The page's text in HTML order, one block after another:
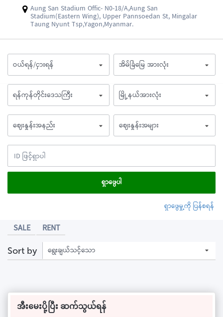
Aung San Stadium Offic- N0-18/A,Aung San
Stadium(Eastern Wing), Upper Pannsoedan St, Mingalar
Taung Nyunt Tsp,Yagon,Myanmar.
ဝယ်ရန်/ငှားရန် အိမ်ခြံမြေ အားလုံး
ရန်ကုန်တိုင်းဒေသကြီး မြို့နယ်အားလုံး
ဈေးနှုန်းအနည်း ဈေးနှုန်းအများ
ရှာဖွေပါ
ရှာဖွေမှု့ကို ပြန်စရန်
SALE RENT
Sort by ရွေးချယ်သင့်သော
အီးမေးပို့ပြီး ဆက်သွယ်ရန်